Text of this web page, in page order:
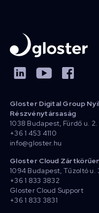
Gloster Digital Group
Részvénytársaság
1038 Budapest, Fürdő u. 2.
+36 1 453 4110
info@gloster.hu
Gloster Cloud
1094 Budapest, Tűzoltó u.
+36 1 833 3832
Gloster Cloud Support
+36 1 833 3831